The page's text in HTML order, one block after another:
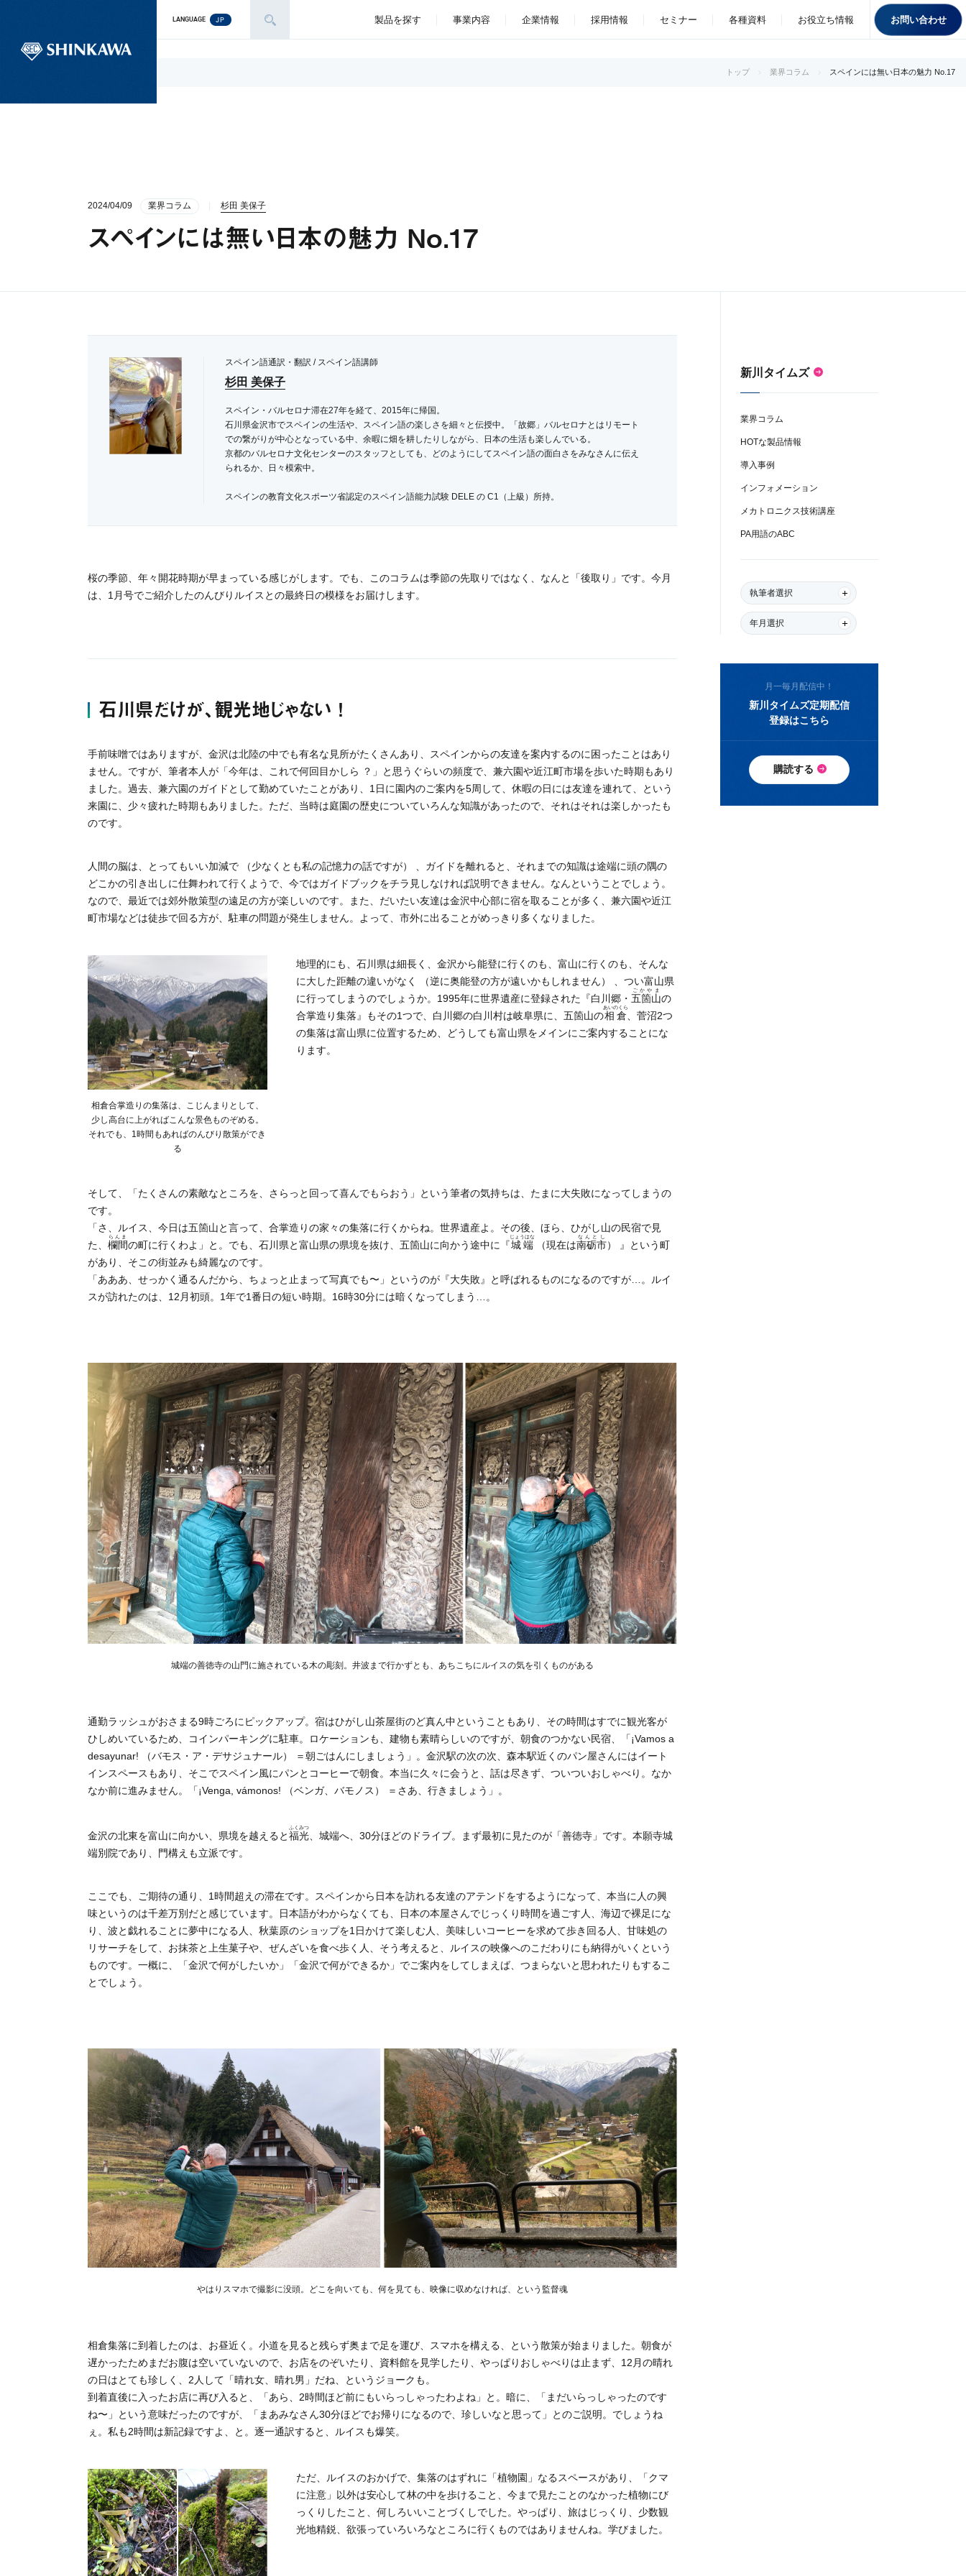
LANGUAGE JP 製品を探す 事業内容 企業情報 採用情報 セミナー 各種資料 お役立ち情報 お問い合わせ
トップ 業界コラム スペインには無い日本の魅力 No.17
2024/04/09 業界コラム 杉田 美保子
スペインには無い日本の魅力 No.17
スペイン語通訳・翻訳 / スペイン語講師
杉田 美保子
スペイン・バルセロナ滞在27年を経て、2015年に帰国。
石川県金沢市でスペインの生活や、スペイン語の楽しさを細々と伝授中。「故郷」バルセロナとはリモート
での繋がりが中心となっている中、余暇に畑を耕したりしながら、日本の生活も楽しんでいる。
京都のバルセロナ文化センターのスタッフとしても、どのようにしてスペイン語の面白さをみなさんに伝え
られるか、日々模索中。
スペインの教育文化スポーツ省認定のスペイン語能力試験 DELE の C1（上級）所持。
桜の季節、年々開花時期が早まっている感じがします。でも、このコラムは季節の先取りではなく、なんと「後取り」です。今月
は、1月号でご紹介したのんびりルイスとの最終日の模様をお届けします。
石川県だけが、観光地じゃない ！
手前味噌ではありますが、金沢は北陸の中でも有名な見所がたくさんあり、スペインからの友達を案内するのに困ったことはあり
ません。ですが、筆者本人が「今年は、これで何回目かしら ？」と思うぐらいの頻度で、兼六園や近江町市場を歩いた時期もあり
ました。過去、兼六園のガイドとして勤めていたことがあり、1日に園内のご案内を5周して、休暇の日には友達を連れて、という
来園に、少々疲れた時期もありました。ただ、当時は庭園の歴史についていろんな知識があったので、それはそれは楽しかったも
のです。
人間の脳は、とってもいい加減で （少なくとも私の記憶力の話ですが） 、ガイドを離れると、それまでの知識は途端に頭の隅の
どこかの引き出しに仕舞われて行くようで、今ではガイドブックをチラ見しなければ説明できません。なんということでしょう。
なので、最近では郊外散策型の遠足の方が楽しいのです。また、だいたい友達は金沢中心部に宿を取ることが多く、兼六園や近江
町市場などは徒歩で回る方が、駐車の問題が発生しません。よって、市外に出ることがめっきり多くなりました。
相倉合掌造りの集落は、こじんまりとして、
少し高台に上がればこんな景色ものぞめる。
それでも、1時間もあればのんびり散策ができ
る
地理的にも、石川県は細長く、金沢から能登に行くのも、富山に行くのも、そんな
に大した距離の違いがなく （逆に奥能登の方が遠いかもしれません） 、つい富山県
に行ってしまうのでしょうか。1995年に世界遺産に登録された『白川郷・ 五箇山
ごかやま
の
合掌造り集落』もその1つで、白川郷の白川村は岐阜県に、五箇山の相倉
あいのくら
、菅沼2つ
の集落は富山県に位置するため、どうしても富山県をメインにご案内することにな
ります。
そして、「たくさんの素敵なところを、さらっと回って喜んでもらおう」という筆者の気持ちは、たまに大失敗になってしまうの
です。
「さ、ルイス、今日は五箇山と言って、合掌造りの家々の集落に行くからね。世界遺産よ。その後、ほら、ひがし山の民宿で見
た、 欄間
らんま
の町に行くわよ」と。でも、石川県と富山県の県境を抜け、五箇山に向かう途中に『城端
じょうはな
（現在は南砺市
なんとし
） 』という町
があり、そこの街並みも綺麗なのです。
「あああ、せっかく通るんだから、ちょっと止まって写真でも〜」というのが『大失敗』と呼ばれるものになるのですが…。ルイ
スが訪れたのは、12月初頭。1年で1番日の短い時期。16時30分には暗くなってしまう…。
城端の善徳寺の山門に施されている木の彫刻。井波まで行かずとも、あちこちにルイスの気を引くものがある
通勤ラッシュがおさまる9時ごろにピックアップ。宿はひがし山茶屋街のど真ん中ということもあり、その時間はすでに観光客が
ひしめいているため、コインパーキングに駐車。ロケーションも、建物も素晴らしいのですが、朝食のつかない民宿、「¡Vamos a
desayunar! （バモス・ア・デサジュナール） ＝朝ごはんにしましょう」。金沢駅の次の次、森本駅近くのパン屋さんにはイート
インスペースもあり、そこでスペイン風にパンとコーヒーで朝食。本当に久々に会うと、話は尽きず、ついついおしゃべり。なか
なか前に進みません。「¡Venga, vámonos! （ベンガ、バモノス） ＝さあ、行きましょう」。
金沢の北東を富山に向かい、県境を越えると福光
ふくみつ
、城端へ、30分ほどのドライブ。まず最初に見たのが「善徳寺」です。本願寺城
端別院であり、門構えも立派です。
ここでも、ご期待の通り、1時間超えの滞在です。スペインから日本を訪れる友達のアテンドをするようになって、本当に人の興
味というのは千差万別だと感じています。日本語がわからなくても、日本の本屋さんでじっくり時間を過ごす人、海辺で裸足にな
り、波と戯れることに夢中になる人、秋葉原のショップを1日かけて楽しむ人、美味しいコーヒーを求めて歩き回る人、甘味処の
リサーチをして、お抹茶と上生菓子や、ぜんざいを食べ歩く人、そう考えると、ルイスの映像へのこだわりにも納得がいくという
ものです。一概に、「金沢で何がしたいか」「金沢で何ができるか」でご案内をしてしまえば、つまらないと思われたりもするこ
とでしょう。
やはりスマホで撮影に没頭。どこを向いても、何を見ても、映像に収めなければ、という監督魂
相倉集落に到着したのは、お昼近く。小道を見ると残らず奥まで足を運び、スマホを構える、という散策が始まりました。朝食が
遅かったためまだお腹は空いていないので、お店をのぞいたり、資料館を見学したり、やっぱりおしゃべりは止まず、12月の晴れ
の日はとても珍しく、2人して「晴れ女、晴れ男」だね、というジョークも。
到着直後に入ったお店に再び入ると、「あら、2時間ほど前にもいらっしゃったわよね」と。暗に、「まだいらっしゃったのです
ね〜」という意味だったのですが、「まあみなさん30分ほどでお帰りになるので、珍しいなと思って」とのご説明。でしょうね
ぇ。私も2時間は新記録ですよ、と。逐一通訳すると、ルイスも爆笑。
ただ、ルイスのおかげで、集落のはずれに「植物園」なるスペースがあり、「クマ
に注意」以外は安心して林の中を歩けること、今まで見たことのなかった植物にび
っくりしたこと、何しろいいことづくしでした。やっぱり、旅はじっくり、少数観
光地精鋭、欲張っていろいろなところに行くものではありませんね。学びました。
新川タイムズ
業界コラム
HOTな製品情報
導入事例
インフォメーション
メカトロニクス技術講座
PA用語のABC
執筆者選択
年月選択
月一毎月配信中！
新川タイムズ定期配信
登録はこちら
購読する